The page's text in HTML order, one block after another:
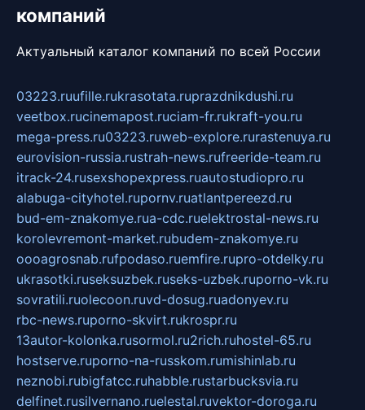
компаний
Актуальный каталог компаний по всей России
03223.ruufille.rukrasotata.ruprazdnikdushi.ru
veetbox.rucinemapost.ruciam-fr.rukraft-you.ru
mega-press.ru03223.ruweb-explore.rurastenuya.ru
eurovision-russia.rustrah-news.rufreeride-team.ru
itrack-24.rusexshopexpress.ruautostudiopro.ru
alabuga-cityhotel.rupornv.ruatlantpereezd.ru
bud-em-znakomye.rua-cdc.ruelektrostal-news.ru
korolevremont-market.rubudem-znakomye.ru
oooagrosnab.rufpodaso.ruemfire.rupro-otdelky.ru
ukrasotki.ruseksuzbek.ruseks-uzbek.ruporno-vk.ru
sovratili.ruolecoon.ruvd-dosug.ruadonyev.ru
rbc-news.ruporno-skvirt.rukrospr.ru
13autor-kolonka.rusormol.ru2rich.ruhostel-65.ru
hostserve.ruporno-na-russkom.rumishinlab.ru
neznobi.rubigfatcc.ruhabble.rustarbucksvia.ru
delfinet.rusilvernano.ruelestal.ruvektor-doroga.ru